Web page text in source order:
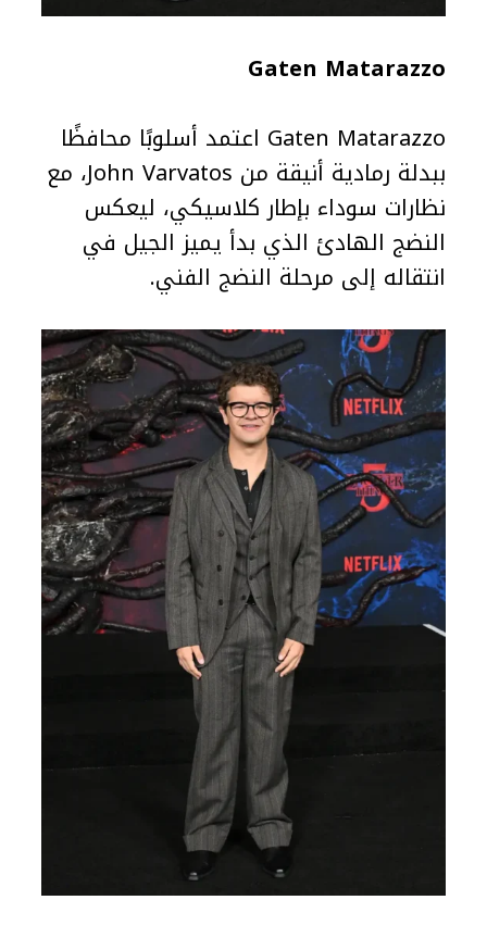
Gaten Matarazzo
Gaten Matarazzo اعتمد أسلوبًا محافظًا
ببدلة رمادية أنيقة من John Varvatos، مع
نظارات سوداء بإطار كلاسيكي، ليعكس
النضج الهادئ الذي بدأ يميز الجيل في
انتقاله إلى مرحلة النضج الفني.